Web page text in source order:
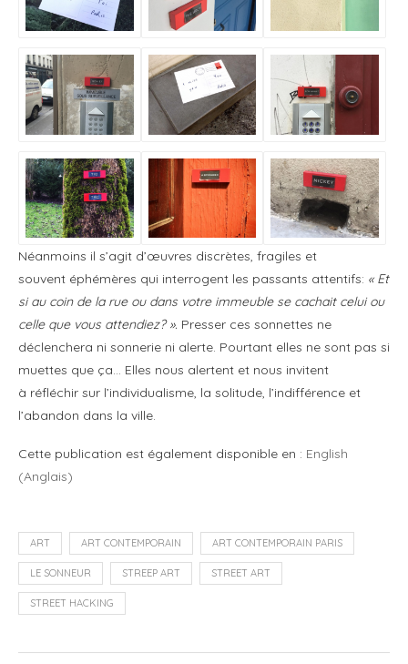
Néanmoins il s’agit d’œuvres discrètes, fragiles et
souvent éphémères qui interrogent les passants attentifs: « Et
si au coin de la rue ou dans votre immeuble se cachait celui ou
celle que vous attendiez? ». Presser ces sonnettes ne
déclenchera ni sonnerie ni alerte. Pourtant elles ne sont pas si
muettes que ça… Elles nous alertent et nous invitent
à réfléchir sur l’individualisme, la solitude, l’indifférence et
l’abandon dans la ville.
Cette publication est également disponible en : English
(Anglais)
ART ART CONTEMPORAIN ART CONTEMPORAIN PARIS
LE SONNEUR STREEP ART STREET ART
STREET HACKING